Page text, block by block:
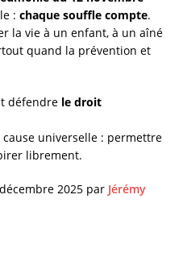
: chaque souffle compte.
la vie à un enfant, à un aîné
quand la prévention et
défendre le droit
cause universelle : permettre
librement.
2025 par Jérémy